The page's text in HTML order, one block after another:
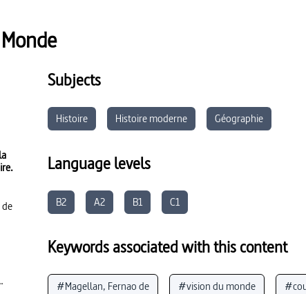
Subjects
Histoire Histoire moderne Géographie
Language levels
B2 A2 B1 C1
Keywords associated with this content
#Magellan, Fernao de #vision du monde